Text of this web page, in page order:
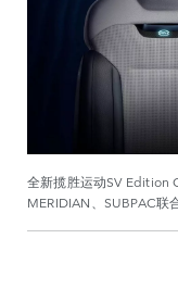
全新揽胜运动SV Edition
MERIDIAN、SUBPAC联